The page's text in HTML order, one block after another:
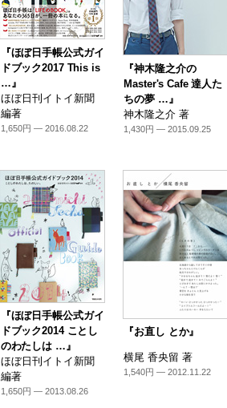
『ほぼ日手帳公式ガイ
ドブック2017 This is
…』
ほぼ日刊イトイ新聞
編著
1,650円 — 2016.08.22
『神木隆之介の
Master's Cafe 達人た
ちの夢 …』
神木隆之介 著
1,430円 — 2015.09.25
『ほぼ日手帳公式ガイ
ドブック2014 ことし
のわたしは …』
ほぼ日刊イトイ新聞
編著
1,650円 — 2013.08.26
『お直し とか』
横尾 香央留 著
1,540円 — 2012.11.22